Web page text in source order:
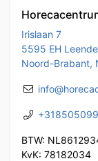
Irislaan 7
5595 EH Leende
Noord-Brabant,
BTW:
KvK: 78182034